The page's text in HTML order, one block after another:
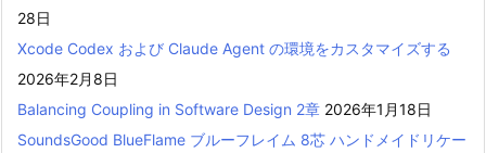
28日
Xcode Codex および Claude Agent の環境をカスタマイズする
2026年2月8日
Balancing Coupling in Software Design 2章 2026年1月18日
SoundsGood BlueFlame ブルーフレイム 8芯 ハンドメイドリケー